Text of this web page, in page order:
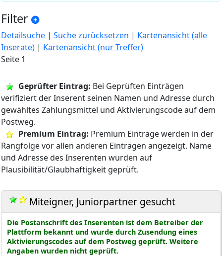
Filter
Detailsuche | Suche zurücksetzen | Kartenansicht (alle
Inserate) | Kartenansicht (nur Treffer)
Seite 1
Geprüfter Eintrag: Bei Geprüften Einträgen
verifiziert der Inserent seinen Namen und Adresse durch
gewähltes Zahlungsmittel und Aktivierungscode auf dem
Postweg.
Premium Eintrag: Premium Einträge werden in der
Rangfolge vor allen anderen Einträgen angezeigt. Name
und Adresse des Inserenten wurden auf
Plausibilität/Glaubhaftigkeit geprüft.
Miteigner, Juniorpartner gesucht
Die Postanschrift des Inserenten ist dem Betreiber der
Plattform bekannt und wurde durch Zusendung eines
Aktivierungscodes auf dem Postweg geprüft. Weitere
Angaben wurden nicht geprüft.